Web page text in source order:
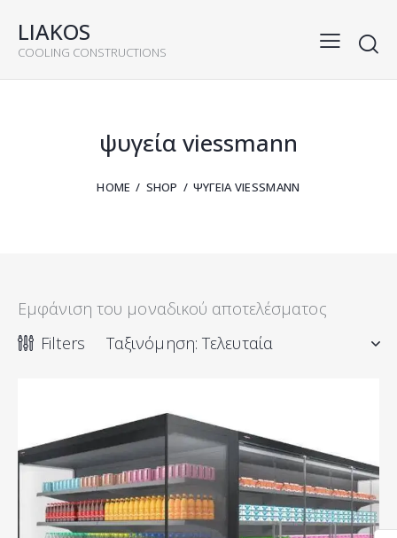
LIAKOS
COOLING CONSTRUCTIONS
ψυγεία viessmann
HOME SHOP ΨΥΓΕΊΑ VIESSMANN
Εμφάνιση του μοναδικού αποτελέσματος
Filters